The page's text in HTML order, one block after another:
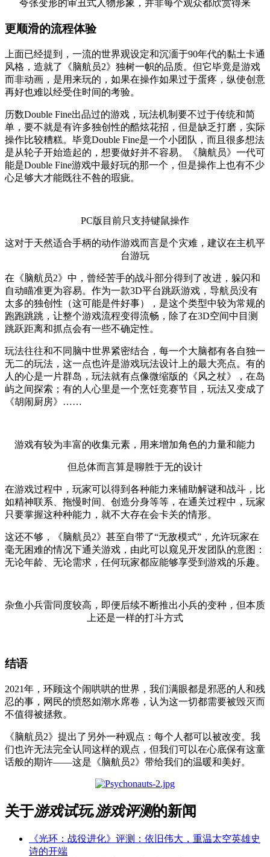
夸张变形的审丑式人物形象，并非每个观众都欣赏得来
更顺滑的流程体验
上面已经提到，一流的世界观设定和沉湎于90年代的黏土卡通
风格，造就了《脑航员2》独树一帜的品质。但它毕竟是游戏
而非动画，是用来玩的，如果在操作如果过于蛋疼，纵使创意
再好也难以经受住时间的考验。
历数Double Fine出品过的游戏，玩法机制要不过于传统和简
单，要不就是有许多独创性的酷炫花招，但是缺乏打磨，实际
操作比较糟糕。毕竟Double Fine是一个小团队，而且很多想法
是从轮子开始造起的，想要做好并不容易。《脑航员》一代可
能是Double Fine游戏中最好玩的那一个，但是操作上也有不少
心足够大才能既往不咎的瑕疵。
PC版目前只支持键鼠操作
这对于天然适合手柄的动作游戏而言是个灾难，建议在主机平
台游玩
在《脑航员2》中，曾经苦手的战斗部分得到了改进，躲闪和
自动瞄准更为容易。作为一款3D平台跳跃游戏，导航员没有
太多的独创性（这可能是件好事），是这个类型中较为常规的
跑跑跳跳，让整个游戏流程变得流畅，除了在3D空间中目测
跳跃距离和抓点会有一些不确定性。
玩法往往和不同脑中世界紧密结合，每一个大脑都有各自独一
无二的玩法，这一点也许是游戏玩法设计上的最大亮点。有的
人的心是一片群岛，玩法就有点像微缩版的《风之杖》，在岛
屿之间探索；有的人心里是一个烹饪竞赛节目，玩法又变成了
《胡闹厨房》……
游戏有较为丰富的收集元素，用来增加角色的力量和能力
但总体而言算是聊胜于无的设计
在游戏过程中，玩家可以得到各种能力来辅助解谜和战斗，比
如精神联系、拖慢时间、创造分身等等，在通关过程中，玩家
只要掌握这种种能力，就不大存在会卡关的情形。
这还不够，《脑航员2》甚至自带了“无敌模式”，允许玩家在
毫无困难的情况下通关游戏，由此可以窥见开发团队的意图：
无论年龄、无论需求，任何玩家都应能够享受到游戏的乐趣。
杂鱼小兵雷同度较高，即便后续不断推出小兵的变种，但本质
上还是一样的打斗方式
结语
2021年，环顾这个闹哄哄的世界，我们满眼都是邪恶的人和残
忍的事，网民的愤怒如潮水席卷，认为这一切都需要被毁灭而
不值得被拯救。
《脑航员2》提出了另外一种观点：每个人都可以被改变。我
们也许无法完全认同这样的观点，但我们可以在心底保有这童
话般的期许——这是《脑航员2》带给我们的温暖和美好。
关于游戏试玩,游戏评测的新闻
《光环：战役进化》评测：依旧伟大，重温太空英雄史
诗的开端